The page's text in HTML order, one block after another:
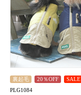
裏起毛 20％OFF SALE
PLG1084